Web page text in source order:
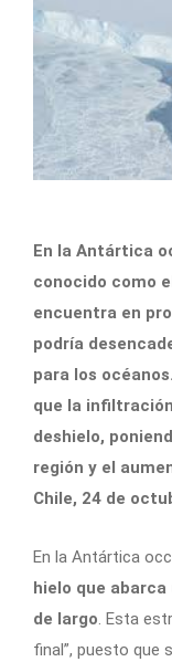
En la Antártica
conocido como
encuentra en
podría
para los
que la
deshielo,
región y el
Chile, 24 de
En la Antártica
hielo que
de largo. Esta
final”, puesto que